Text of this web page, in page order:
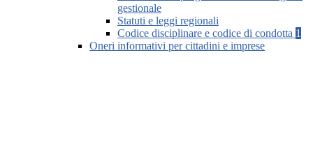
gestionale
Statuti e leggi regionali
Codice disciplinare e codice di condotta 1
Oneri informativi per cittadini e imprese